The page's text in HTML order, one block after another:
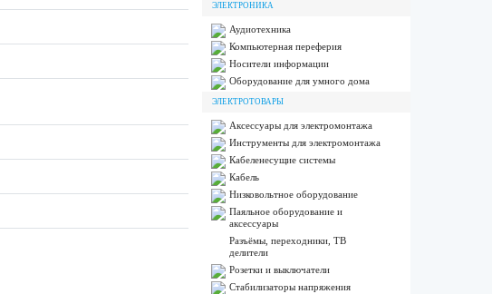
ЭЛЕКТРОНИКА
Аудиотехника
Компьютерная переферия
Носители информации
Оборудование для умного дома
ЭЛЕКТРОТОВАРЫ
Аксессуары для электромонтажа
Инструменты для электромонтажа
Кабеленесущие системы
Кабель
Низковольтное оборудование
Паяльное оборудование и
аксессуары
Разъёмы, переходники, ТВ
делители
Розетки и выключатели
Стабилизаторы напряжения